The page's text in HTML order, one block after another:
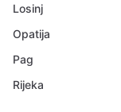
Losinj
Opatija
Pag
Rijeka